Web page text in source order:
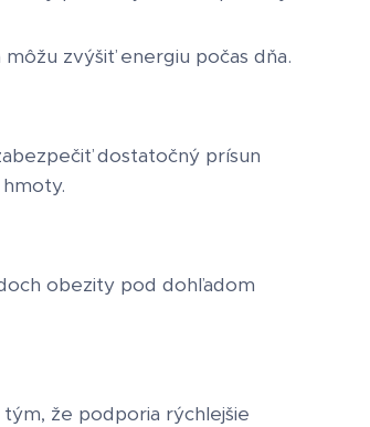
zvýšiť energiu počas dňa.
dostatočný prísun
obezity pod dohľadom
že podporia rýchlejšie